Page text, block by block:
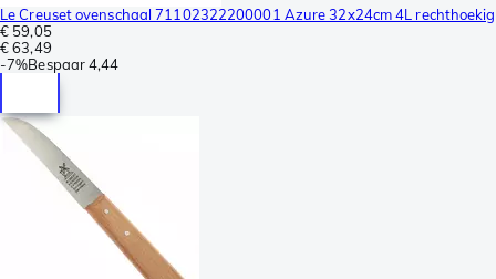
Le Creuset ovenschaal 71102322200001 Azure 32x24cm 4L rechthoekig
€ 59,05
€ 63,49
-7%Bespaar4,44